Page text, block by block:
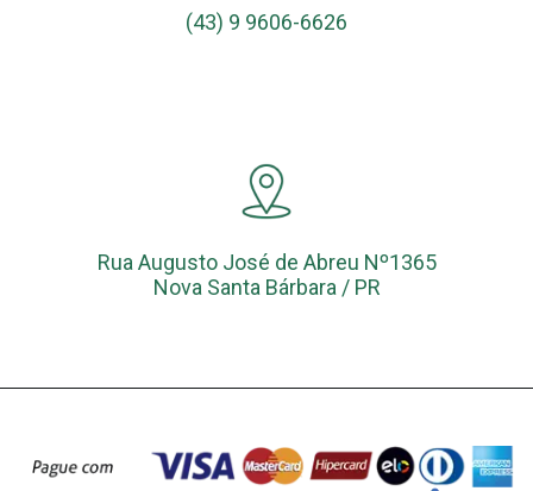
(43) 9 9606-6626
Rua Augusto José de Abreu Nº1365
Nova Santa Bárbara / PR